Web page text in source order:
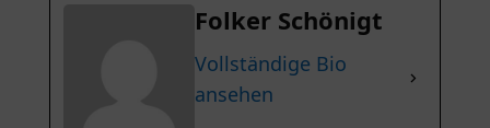
Folker Schönigt
Vollständige Bio
ansehen